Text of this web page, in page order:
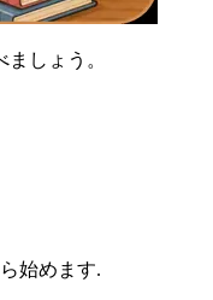
しょう。
始めます.